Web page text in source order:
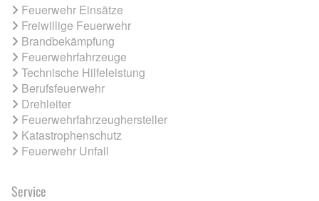
Feuerwehr Einsätze
Freiwillige Feuerwehr
Brandbekämpfung
Feuerwehrfahrzeuge
Technische Hilfeleistung
Berufsfeuerwehr
Drehleiter
Feuerwehrfahrzeughersteller
Katastrophenschutz
Feuerwehr Unfall
Service